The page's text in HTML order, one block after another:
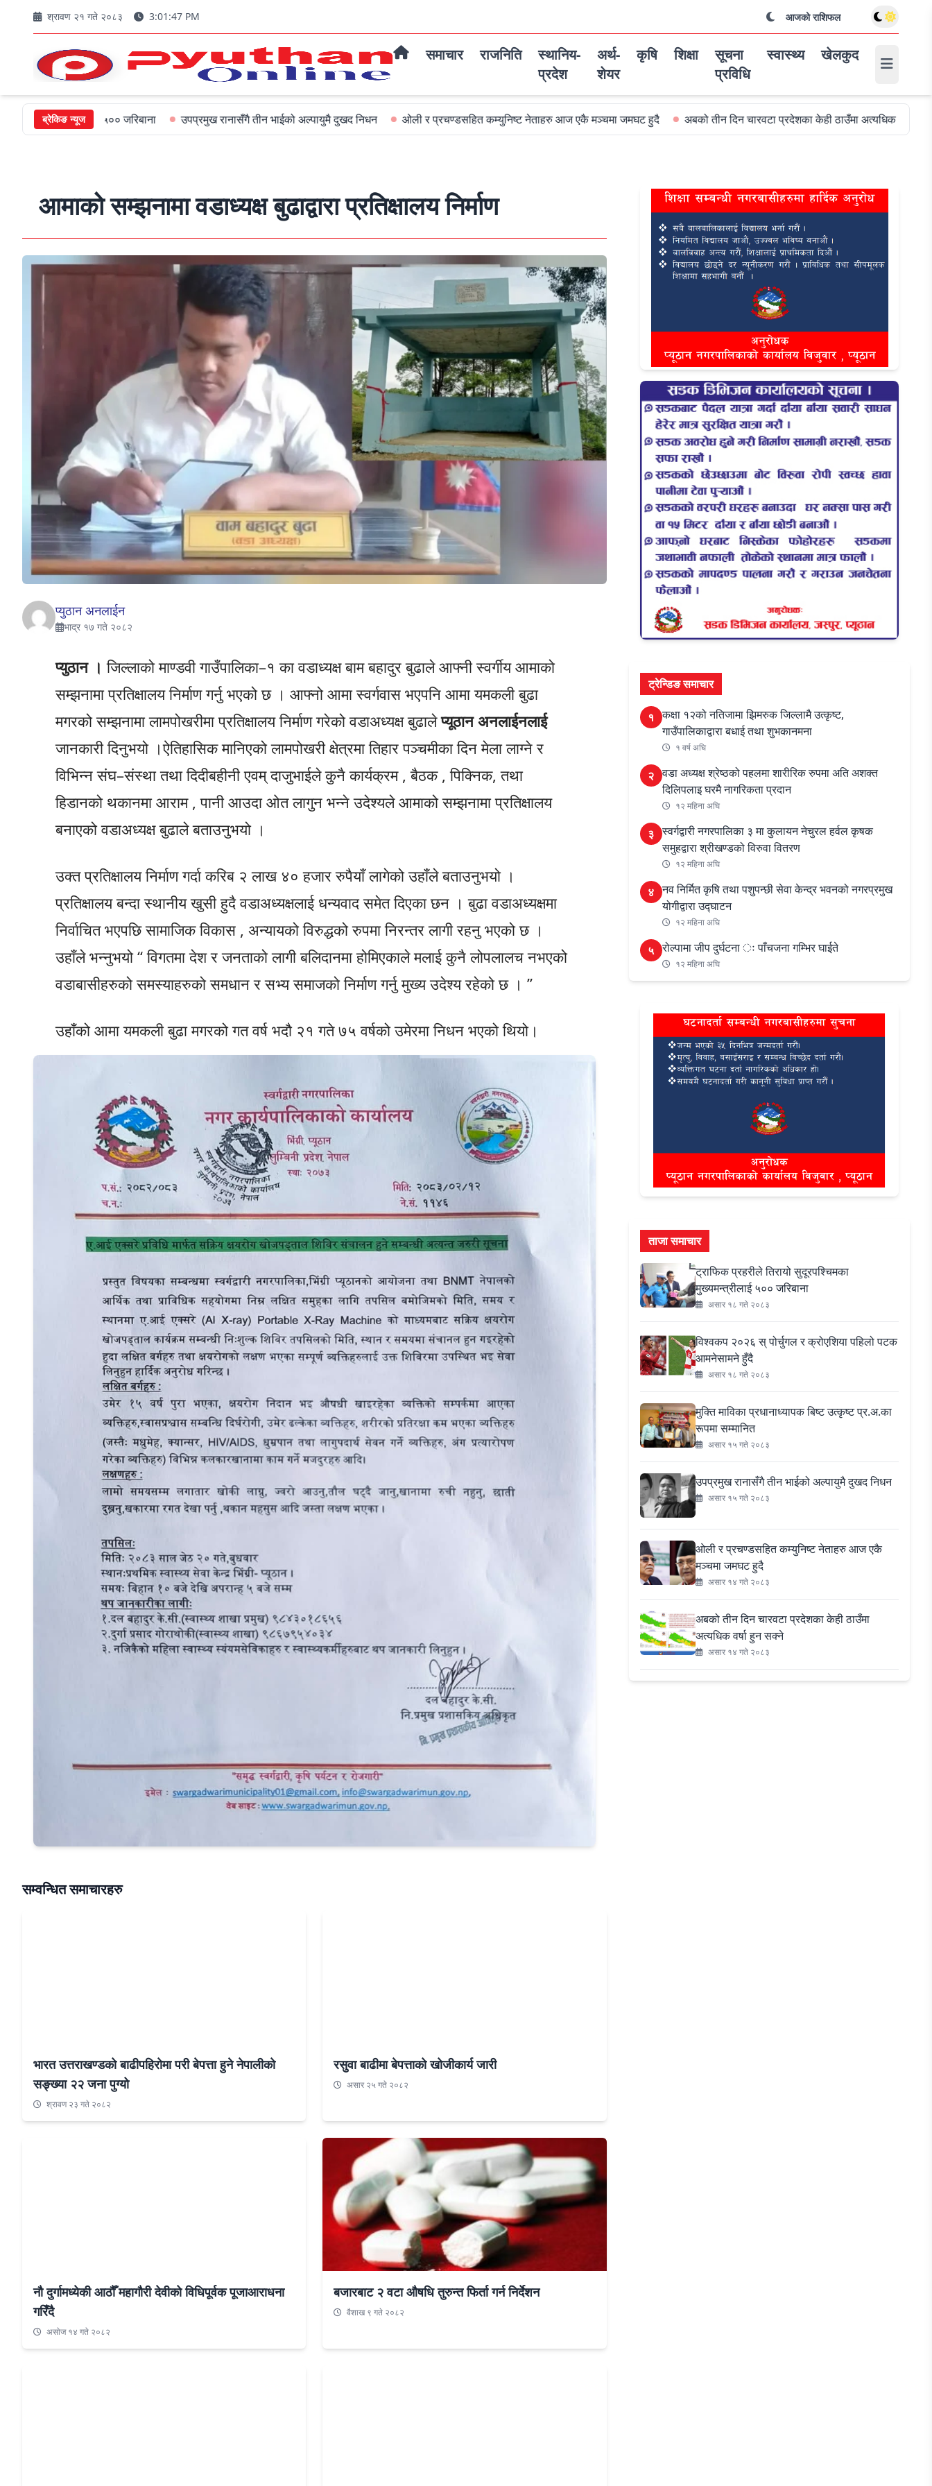
श्रावण २१ गते २०८३ 3:01:49 PM आजको राशिफल
समाचार राजनिति
स्थानिय-
प्रदेश
अर्थ-
शेयर
कृषि शिक्षा
सूचना
प्रविधि
स्वास्थ्य खेलकुद
ब्रेकिङ न्यूज
५०० जरिबाना उपप्रमुख रानासँगै तीन भाईको अल्पायुमै दुखद निधन ओली र प्रचण्डसहित कम्युनिष्ट नेताहरु आज एकै मञ्चमा जमघट हुदै अबको तीन दिन चारवटा प्रदेशका केही ठाउँमा अत्यधिक वर्षा हुन सक्ने
आमाको सम्झनामा वडाध्यक्ष बुढाद्वारा प्रतिक्षालय निर्माण
प्युठान अनलाईन
भाद्र १७ गते २०८२
प्युठान । जिल्लाको माण्डवी गाउँपालिका–१ का वडाध्यक्ष बाम बहादुर बुढाले आफ्नी स्वर्गीय आमाको
सम्झनामा प्रतिक्षालय निर्माण गर्नु भएको छ । आफ्नो आमा स्वर्गवास भएपनि आमा यमकली बुढा
मगरको सम्झनामा लामपोखरीमा प्रतिक्षालय निर्माण गरेको वडाअध्यक्ष बुढालेप्यूठान अनलाईनलाई
जानकारी दिनुभयो ।ऐतिहासिक मानिएको लामपोखरी क्षेत्रमा तिहार पञ्चमीका दिन मेला लाग्ने र
विभिन्न संघ–संस्था तथा दिदीबहीनी एवम् दाजुभाईले कुनै कार्यक्रम , बैठक , पिक्निक, तथा
हिडानको थकानमा आराम , पानी आउदा ओत लागुन भन्ने उदेश्यले आमाको सम्झनामा प्रतिक्षालय
बनाएको वडाअध्यक्ष बुढाले बताउनुभयो ।
उक्त प्रतिक्षालय निर्माण गर्दा करिब २ लाख ४० हजार रुपैयाँ लागेको उहाँले बताउनुभयो ।
प्रतिक्षालय बन्दा स्थानीय खुसी हुदै वडाअध्यक्षलाई धन्यवाद समेत दिएका छन । बुढा वडाअध्यक्षमा
निर्वाचित भएपछि सामाजिक विकास , अन्यायको विरुद्धको रुपमा निरन्तर लागी रहनु भएको छ ।
उहाँले भन्नुभयो “ विगतमा देश र जनताको लागी बलिदानमा होमिएकाले मलाई कुनै लोपलालच नभएको
वडाबासीहरुको समस्याहरुको समधान र सभ्य समाजको निर्माण गर्नु मुख्य उदेश्य रहेको छ । ”
उहाँको आमा यमकली बुढा मगरको गत वर्ष भदौ २१ गते ७५ वर्षको उमेरमा निधन भएको थियो।
सम्वन्धित समाचारहरु
भारत उत्तराखण्डको बाढीपहिरोमा परी बेपत्ता हुने नेपालीको
सङ्ख्या २२ जना पुग्यो
श्रावण २३ गते २०८२
रसुवा बाढीमा बेपत्ताको खोजीकार्य जारी
असार २५ गते २०८२
नौ दुर्गामध्येकी आठौँ महागौरी देवीको विधिपूर्वक पूजाआराधना
गरिँदै
असाेज १४ गते २०८२
बजारबाट २ वटा औषधि तुरुन्त फिर्ता गर्न निर्देशन
वैशाख ९ गते २०८२
ट्रेन्डिङ समाचार
१ कक्षा १२को नतिजामा झिमरुक जिल्लामै उत्कृष्ट,
गाउँपालिकाद्वारा बधाई तथा शुभकानमना
१ वर्ष अघि
२ वडा अध्यक्ष श्रेष्ठको पहलमा शारीरिक रुपमा अति अशक्त
दिलिपलाइ घरमै नागरिकता प्रदान
१२ महिना अघि
३ स्वर्गद्वारी नगरपालिका ३ मा कुलायन नेचुरल हर्वल कृषक
समुहद्वारा श्रीखण्डको विरुवा वितरण
१२ महिना अघि
४ नव निर्मित कृषि तथा पशुपन्छी सेवा केन्द्र भवनको नगरप्रमुख
योगीद्वारा उद्घाटन
१२ महिना अघि
५ रोल्पामा जीप दुर्घटना ः पाँचजना गम्भिर घाईते
१२ महिना अघि
ताजा समाचार
ट्राफिक प्रहरीले तिरायो सुदूरपश्चिमका
मुख्यमन्त्रीलाई ५०० जरिबाना
असार १८ गते २०८३
विश्वकप २०२६ स् पोर्चुगल र क्रोएशिया पहिलो पटक
आमनेसामने हुँदै
असार १८ गते २०८३
मुक्ति माविका प्रधानाध्यापक बिष्ट उत्कृष्ट प्र.अ.का
रूपमा सम्मानित
असार १५ गते २०८३
उपप्रमुख रानासँगै तीन भाईको अल्पायुमै दुखद निधन
असार १५ गते २०८३
ओली र प्रचण्डसहित कम्युनिष्ट नेताहरु आज एकै
मञ्चमा जमघट हुदै
असार १४ गते २०८३
अबको तीन दिन चारवटा प्रदेशका केही ठाउँमा
अत्यधिक वर्षा हुन सक्ने
असार १४ गते २०८३